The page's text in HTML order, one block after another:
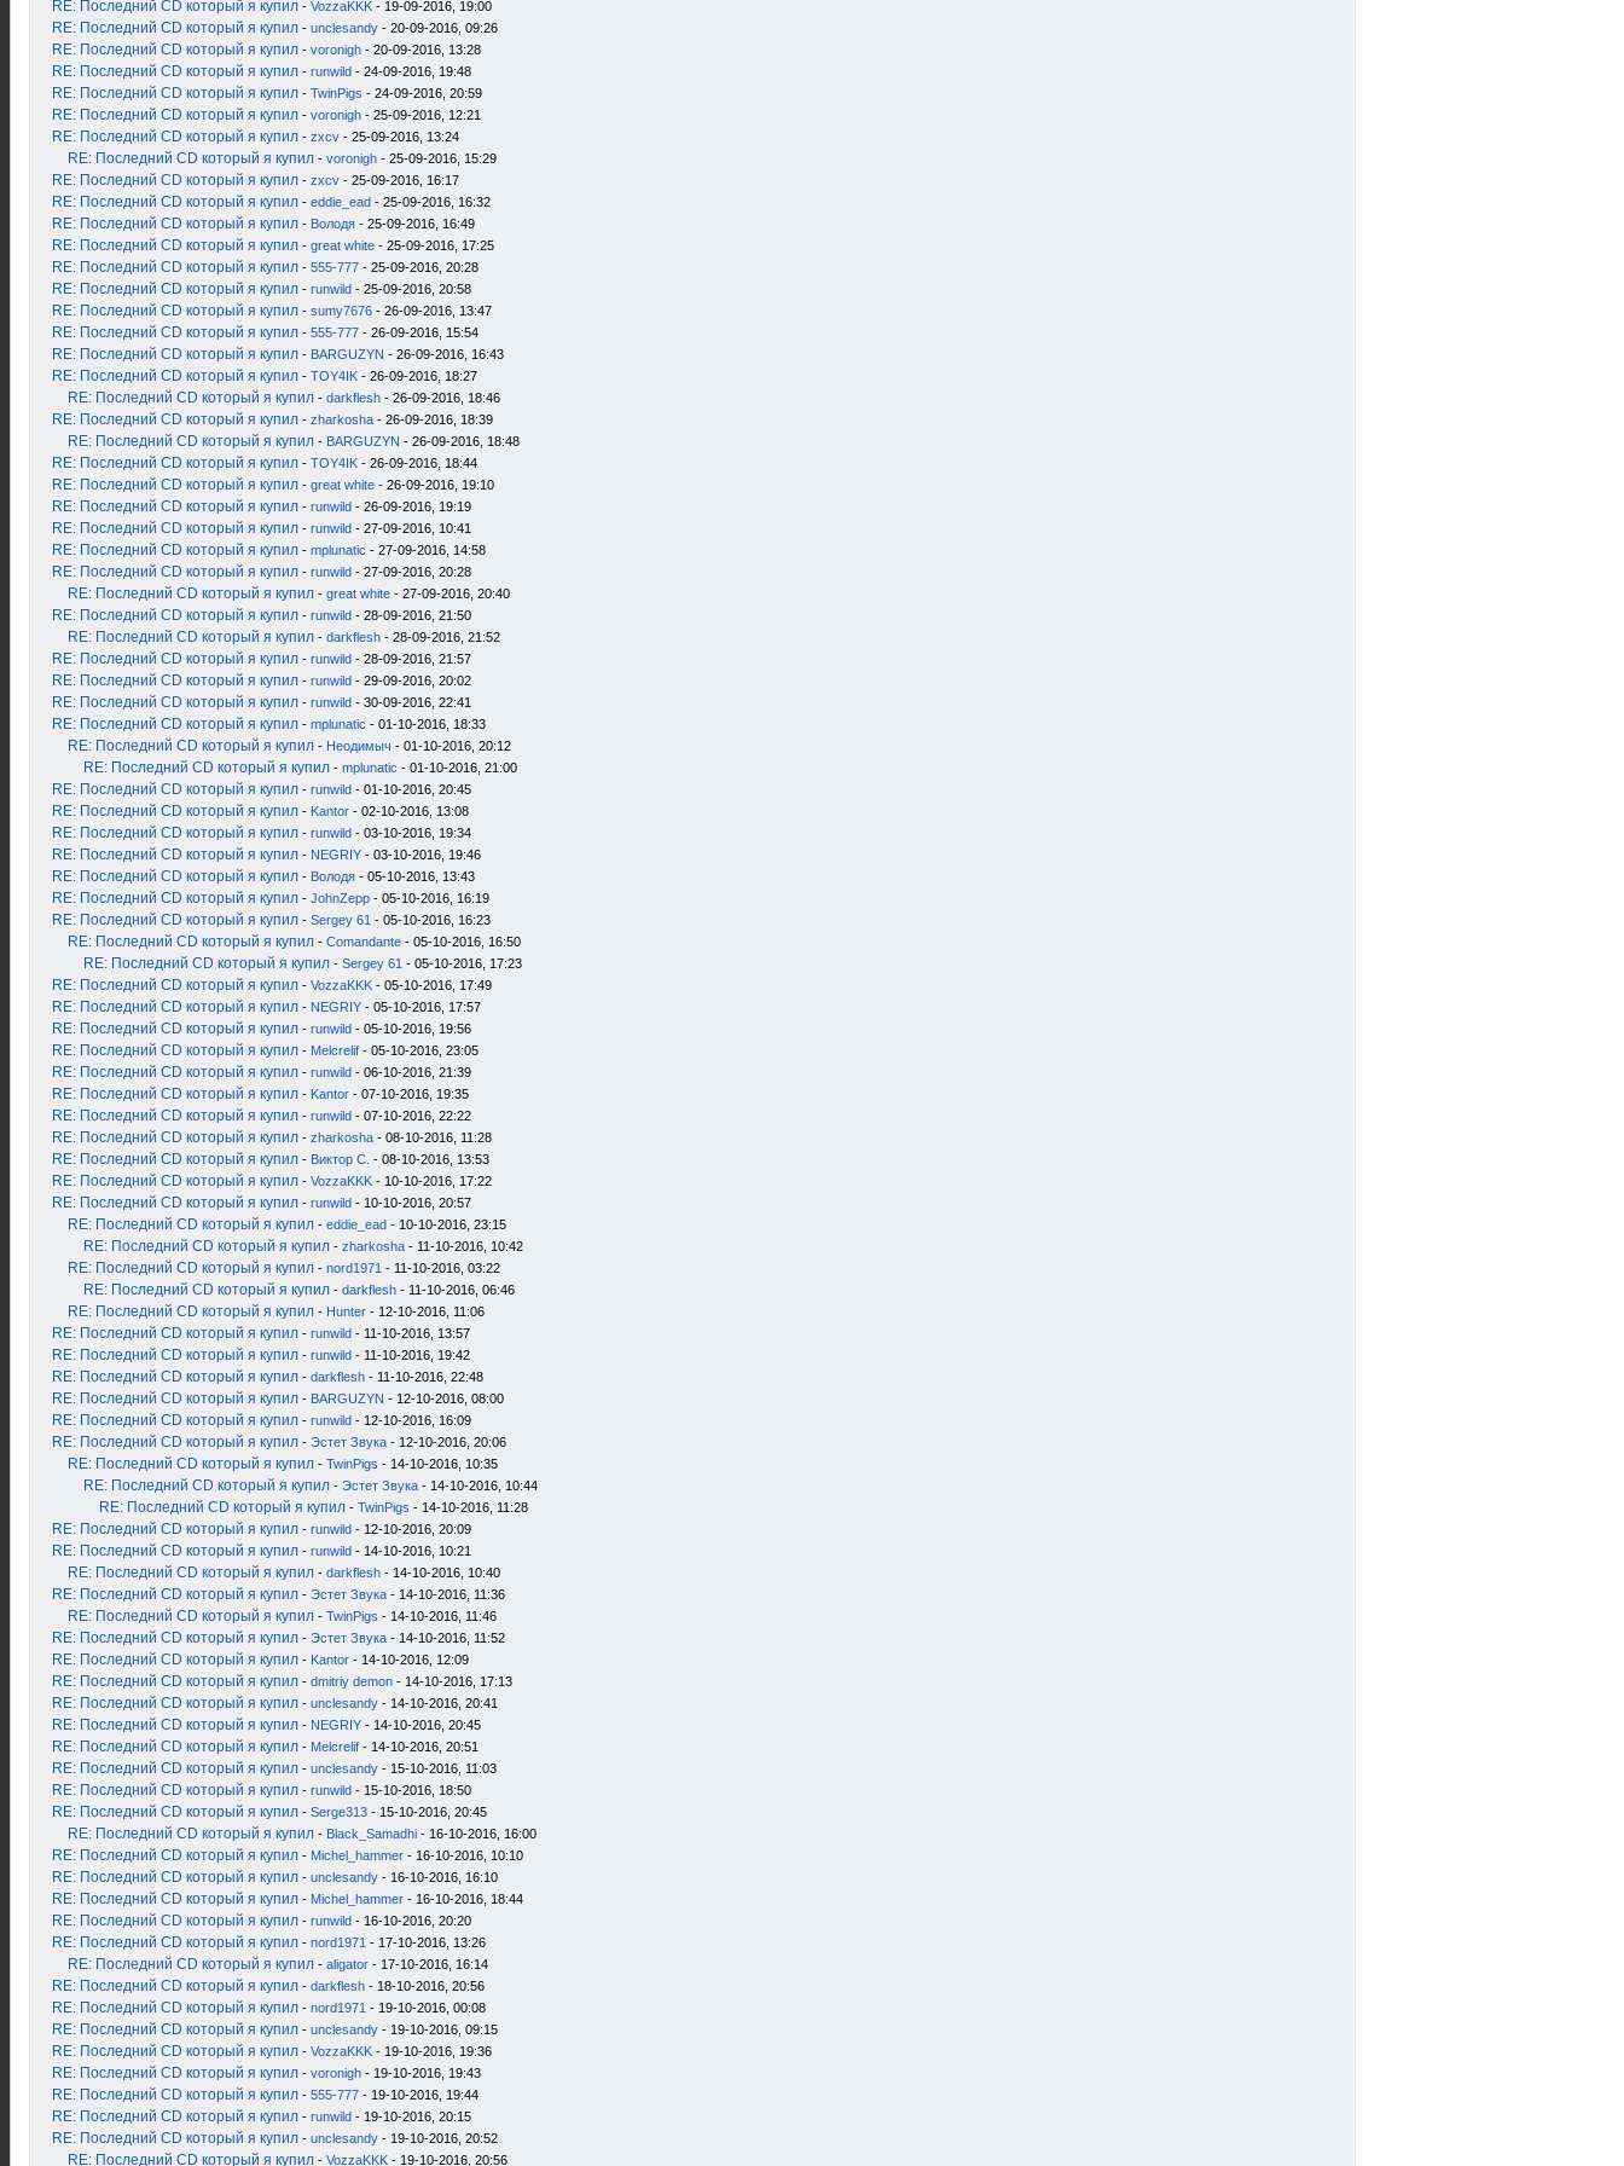
RE: Последний CD который я купил - VozzaKKK - 19-09-2016, 19:00
RE: Последний CD который я купил - unclesandy - 20-09-2016, 09:26
RE: Последний CD который я купил - voronigh - 20-09-2016, 13:28
RE: Последний CD который я купил - runwild - 24-09-2016, 19:48
RE: Последний CD который я купил - TwinPigs - 24-09-2016, 20:59
RE: Последний CD который я купил - voronigh - 25-09-2016, 12:21
RE: Последний CD который я купил - zxcv - 25-09-2016, 13:24
RE: Последний CD который я купил - voronigh - 25-09-2016, 15:29
RE: Последний CD который я купил - zxcv - 25-09-2016, 16:17
RE: Последний CD который я купил - eddie_ead - 25-09-2016, 16:32
RE: Последний CD который я купил - Володя - 25-09-2016, 16:49
RE: Последний CD который я купил - great white - 25-09-2016, 17:25
RE: Последний CD который я купил - 555-777 - 25-09-2016, 20:28
RE: Последний CD который я купил - runwild - 25-09-2016, 20:58
RE: Последний CD который я купил - sumy7676 - 26-09-2016, 13:47
RE: Последний CD который я купил - 555-777 - 26-09-2016, 15:54
RE: Последний CD который я купил - BARGUZYN - 26-09-2016, 16:43
RE: Последний CD который я купил - TOY4IK - 26-09-2016, 18:27
RE: Последний CD который я купил - darkflesh - 26-09-2016, 18:46
RE: Последний CD который я купил - zharkosha - 26-09-2016, 18:39
RE: Последний CD который я купил - BARGUZYN - 26-09-2016, 18:48
RE: Последний CD который я купил - TOY4IK - 26-09-2016, 18:44
RE: Последний CD который я купил - great white - 26-09-2016, 19:10
RE: Последний CD который я купил - runwild - 26-09-2016, 19:19
RE: Последний CD который я купил - runwild - 27-09-2016, 10:41
RE: Последний CD который я купил - mplunatic - 27-09-2016, 14:58
RE: Последний CD который я купил - runwild - 27-09-2016, 20:28
RE: Последний CD который я купил - great white - 27-09-2016, 20:40
RE: Последний CD который я купил - runwild - 28-09-2016, 21:50
RE: Последний CD который я купил - darkflesh - 28-09-2016, 21:52
RE: Последний CD который я купил - runwild - 28-09-2016, 21:57
RE: Последний CD который я купил - runwild - 29-09-2016, 20:02
RE: Последний CD который я купил - runwild - 30-09-2016, 22:41
RE: Последний CD который я купил - mplunatic - 01-10-2016, 18:33
RE: Последний CD который я купил - Неодимыч - 01-10-2016, 20:12
RE: Последний CD который я купил - mplunatic - 01-10-2016, 21:00
RE: Последний CD который я купил - runwild - 01-10-2016, 20:45
RE: Последний CD который я купил - Kantor - 02-10-2016, 13:08
RE: Последний CD который я купил - runwild - 03-10-2016, 19:34
RE: Последний CD который я купил - NEGRIY - 03-10-2016, 19:46
RE: Последний CD который я купил - Володя - 05-10-2016, 13:43
RE: Последний CD который я купил - JohnZepp - 05-10-2016, 16:19
RE: Последний CD который я купил - Sergey 61 - 05-10-2016, 16:23
RE: Последний CD который я купил - Comandante - 05-10-2016, 16:50
RE: Последний CD который я купил - Sergey 61 - 05-10-2016, 17:23
RE: Последний CD который я купил - VozzaKKK - 05-10-2016, 17:49
RE: Последний CD который я купил - NEGRIY - 05-10-2016, 17:57
RE: Последний CD который я купил - runwild - 05-10-2016, 19:56
RE: Последний CD который я купил - Melcrelif - 05-10-2016, 23:05
RE: Последний CD который я купил - runwild - 06-10-2016, 21:39
RE: Последний CD который я купил - Kantor - 07-10-2016, 19:35
RE: Последний CD который я купил - runwild - 07-10-2016, 22:22
RE: Последний CD который я купил - zharkosha - 08-10-2016, 11:28
RE: Последний CD который я купил - Виктор С. - 08-10-2016, 13:53
RE: Последний CD который я купил - VozzaKKK - 10-10-2016, 17:22
RE: Последний CD который я купил - runwild - 10-10-2016, 20:57
RE: Последний CD который я купил - eddie_ead - 10-10-2016, 23:15
RE: Последний CD который я купил - zharkosha - 11-10-2016, 10:42
RE: Последний CD который я купил - nord1971 - 11-10-2016, 03:22
RE: Последний CD который я купил - darkflesh - 11-10-2016, 06:46
RE: Последний CD который я купил - Hunter - 12-10-2016, 11:06
RE: Последний CD который я купил - runwild - 11-10-2016, 13:57
RE: Последний CD который я купил - runwild - 11-10-2016, 19:42
RE: Последний CD который я купил - darkflesh - 11-10-2016, 22:48
RE: Последний CD который я купил - BARGUZYN - 12-10-2016, 08:00
RE: Последний CD который я купил - runwild - 12-10-2016, 16:09
RE: Последний CD который я купил - Эстет Звука - 12-10-2016, 20:06
RE: Последний CD который я купил - TwinPigs - 14-10-2016, 10:35
RE: Последний CD который я купил - Эстет Звука - 14-10-2016, 10:44
RE: Последний CD который я купил - TwinPigs - 14-10-2016, 11:28
RE: Последний CD который я купил - runwild - 12-10-2016, 20:09
RE: Последний CD который я купил - runwild - 14-10-2016, 10:21
RE: Последний CD который я купил - darkflesh - 14-10-2016, 10:40
RE: Последний CD который я купил - Эстет Звука - 14-10-2016, 11:36
RE: Последний CD который я купил - TwinPigs - 14-10-2016, 11:46
RE: Последний CD который я купил - Эстет Звука - 14-10-2016, 11:52
RE: Последний CD который я купил - Kantor - 14-10-2016, 12:09
RE: Последний CD который я купил - dmitriy demon - 14-10-2016, 17:13
RE: Последний CD который я купил - unclesandy - 14-10-2016, 20:41
RE: Последний CD который я купил - NEGRIY - 14-10-2016, 20:45
RE: Последний CD который я купил - Melcrelif - 14-10-2016, 20:51
RE: Последний CD который я купил - unclesandy - 15-10-2016, 11:03
RE: Последний CD который я купил - runwild - 15-10-2016, 18:50
RE: Последний CD который я купил - Serge313 - 15-10-2016, 20:45
RE: Последний CD который я купил - Black_Samadhi - 16-10-2016, 16:00
RE: Последний CD который я купил - Michel_hammer - 16-10-2016, 10:10
RE: Последний CD который я купил - unclesandy - 16-10-2016, 16:10
RE: Последний CD который я купил - Michel_hammer - 16-10-2016, 18:44
RE: Последний CD который я купил - runwild - 16-10-2016, 20:20
RE: Последний CD который я купил - nord1971 - 17-10-2016, 13:26
RE: Последний CD который я купил - aligator - 17-10-2016, 16:14
RE: Последний CD который я купил - darkflesh - 18-10-2016, 20:56
RE: Последний CD который я купил - nord1971 - 19-10-2016, 00:08
RE: Последний CD который я купил - unclesandy - 19-10-2016, 09:15
RE: Последний CD который я купил - VozzaKKK - 19-10-2016, 19:36
RE: Последний CD который я купил - voronigh - 19-10-2016, 19:43
RE: Последний CD который я купил - 555-777 - 19-10-2016, 19:44
RE: Последний CD который я купил - runwild - 19-10-2016, 20:15
RE: Последний CD который я купил - unclesandy - 19-10-2016, 20:52
RE: Последний CD который я купил - VozzaKKK - 19-10-2016, 20:56